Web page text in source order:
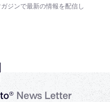
ジンで最新の情報を配信し
News Letter